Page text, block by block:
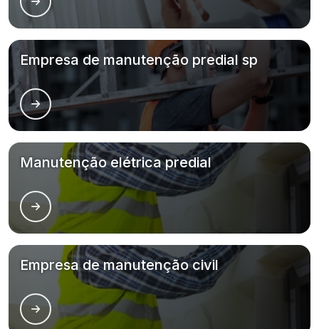
Empresa de manutenção predial sp
Manutenção elétrica predial
Empresa de manutenção civil